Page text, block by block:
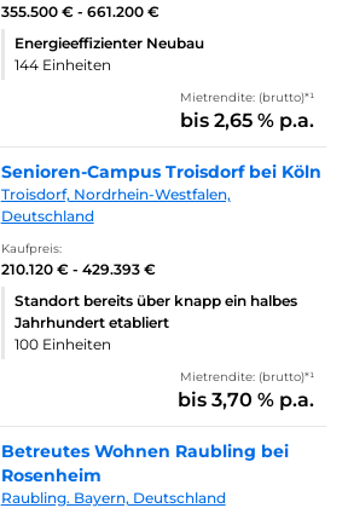
355.500 € - 661.200 €
Energieeffizienter Neubau
144 Einheiten
Mietrendite: (brutto)*¹
bis 2,65 % p.a.
Senioren-Campus Troisdorf bei Köln
Troisdorf, Nordrhein-Westfalen,
Deutschland
Kaufpreis:
210.120 € - 429.393 €
Standort bereits über knapp ein halbes
Jahrhundert etabliert
100 Einheiten
Mietrendite: (brutto)*¹
bis 3,70 % p.a.
Betreutes Wohnen Raubling bei
Rosenheim
Raubling. Bayern, Deutschland